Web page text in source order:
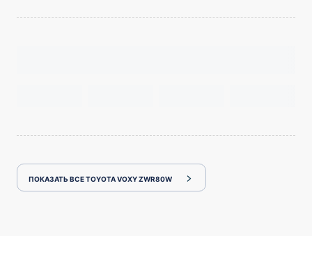
ПОКАЗАТЬ ВСЕ TOYOTA VOXY ZWR80W